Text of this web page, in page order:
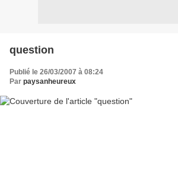
question
Publié le 26/03/2007 à 08:24
Par paysanheureux